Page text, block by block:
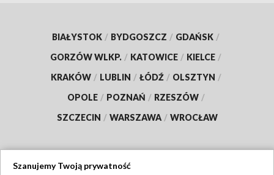
BIAŁYSTOK / BYDGOSZCZ / GDAŃSK /
GORZÓW WLKP. / KATOWICE / KIELCE /
KRAKÓW / LUBLIN / ŁÓDŹ / OLSZTYN /
OPOLE / POZNAŃ / RZESZÓW /
SZCZECIN / WARSZAWA / WROCŁAW
Szanujemy Twoją prywatność